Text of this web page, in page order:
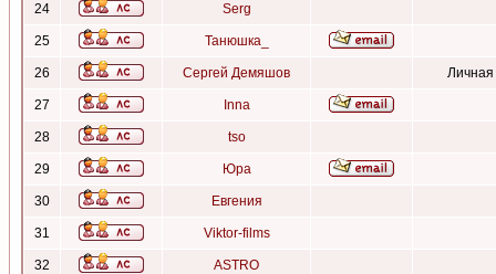
24 Serg
25 Танюшка_
26 Сергей Демяшов Личная
27 Inna
28 tso
29 Юра
30 Евгения
31 Viktor-films
32 ASTRO